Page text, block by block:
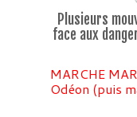
Plusieurs
face aux
MARCHE
Odéon (puis